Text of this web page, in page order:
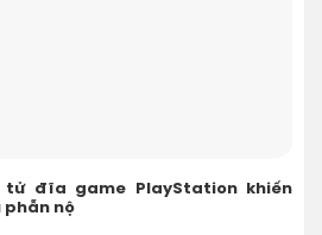
tử đĩa game PlayStation khiến
phẫn nộ